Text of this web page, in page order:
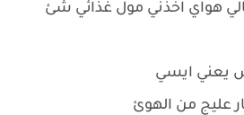
هواي اخذني مول غذائي شئ
يعني ايسي
عليج من الهوئ